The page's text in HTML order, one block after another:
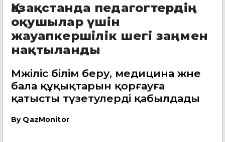
Қазақстанда педагогтердің
оқушылар үшін
жауапкершілік шегі заңмен
нақтыланды
Мәжіліс білім беру, медицина және
бала құқықтарын қорғауға
қатысты түзетулерді қабылдады
By QazMonitor